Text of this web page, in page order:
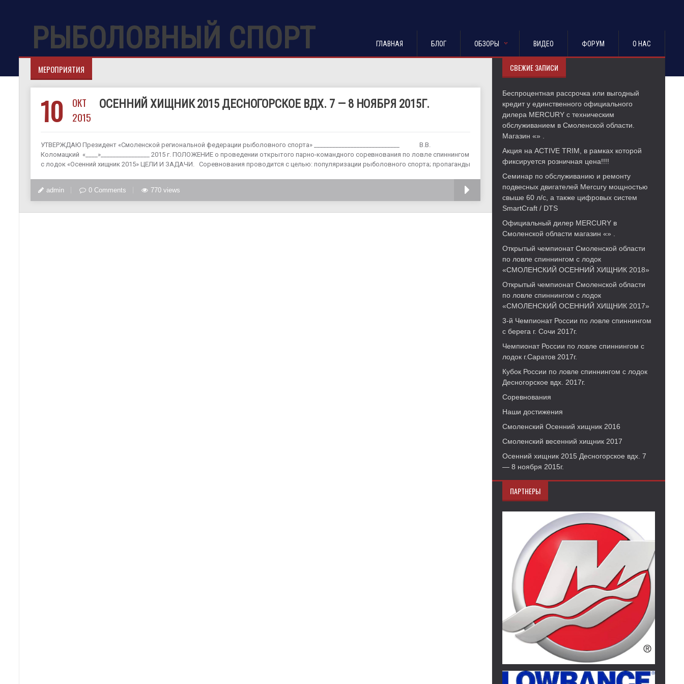
РЫБОЛОВНЫЙ СПОРТ ГЛАВНАЯ БЛОГ ОБЗОРЫ ВИДЕО ФОРУМ О НАС
МЕРОПРИЯТИЯ
10
ОКТ
2015
ОСЕННИЙ ХИЩНИК 2015 ДЕСНОГОРСКОЕ ВДХ. 7 — 8 НОЯБРЯ 2015Г.
УТВЕРЖДАЮ Президент «Смоленской региональной федерации рыболовного спорта» ____________________________ В.В.
Коломацкий «____»________________ 2015 г. ПОЛОЖЕНИЕ о проведении открытого парно-командного соревнования по ловле спиннингом
с лодок «Осенний хищник 2015» ЦЕЛИ И ЗАДАЧИ. Соревнования проводится с целью: популяризации рыболовного спорта; пропаганды
ПОДРОБНЕЕ
admin 0 Comments 770 views
СВЕЖИЕ ЗАПИСИ
Беспроцентная рассрочка или выгодный
кредит у единственного официального
дилера MERCURY с техническим
обслуживанием в Смоленской области.
Магазин «» .
Акция на ACTIVE TRIM, в рамках которой
фиксируется розничная цена!!!!
Семинар по обслуживанию и ремонту
подвесных двигателей Mercury мощностью
свыше 60 л/с, а также цифровых систем
SmartCraft / DTS
Официальный дилер MERCURY в
Смоленской области магазин «» .
Открытый чемпионат Смоленской области
по ловле спиннингом с лодок
«СМОЛЕНСКИЙ ОСЕННИЙ ХИЩНИК 2018»
Открытый чемпионат Смоленской области
по ловле спиннингом с лодок
«СМОЛЕНСКИЙ ОСЕННИЙ ХИЩНИК 2017»
3-й Чемпионат России по ловле спиннингом
с берега г. Сочи 2017г.
Чемпионат России по ловле спиннингом с
лодок г.Саратов 2017г.
Кубок России по ловле спиннингом с лодок
Десногорское вдх. 2017г.
Соревнования
Наши достижения
Смоленский Осенний хищник 2016
Смоленский весенний хищник 2017
Осенний хищник 2015 Десногорское вдх. 7
— 8 ноября 2015г.
ПАРТНЕРЫ